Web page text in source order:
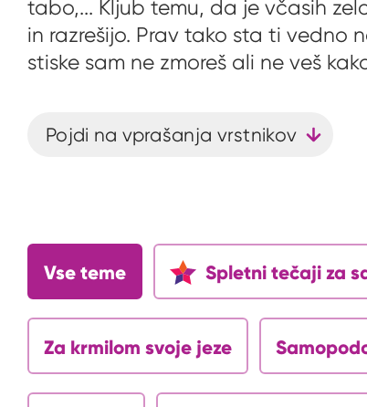
tabo,... Kljub temu, da je včasih
in razrešijo. Prav tako sta ti
stiske sam ne zmoreš ali ne veš
Pojdi na vprašanja vrstnikov
Vse teme Spletni tečaji za
Za krmilom svoje jeze